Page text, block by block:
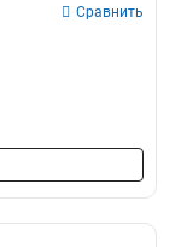
Сравнить